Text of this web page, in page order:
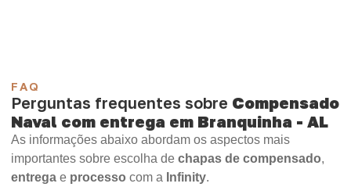
FAQ
Perguntas frequentes sobre Compensado
Naval com entrega em Branquinha - AL
As informações abaixo abordam os aspectos mais
importantes sobre escolha de chapas de compensado,
entrega e processo com a Infinity.